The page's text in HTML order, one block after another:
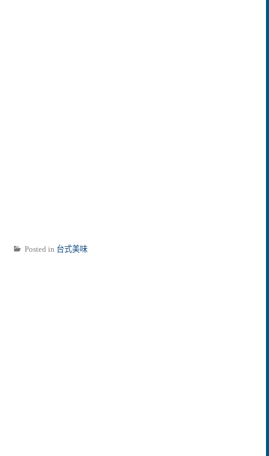
Posted in 台式美味